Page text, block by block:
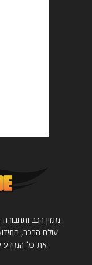
עולם הרכב,
את כל המידע